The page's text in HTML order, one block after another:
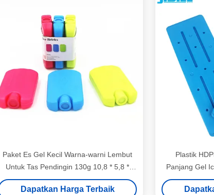
Paket Es Gel Kecil Warna-warni Lembut
Untuk Tas Pendingin 130g 10,8 * 5,8 *
2cm
Dapatkan Harga Terbaik
Plastik
Panjang Gel